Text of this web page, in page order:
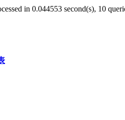
in 0.044553 second(s), 10